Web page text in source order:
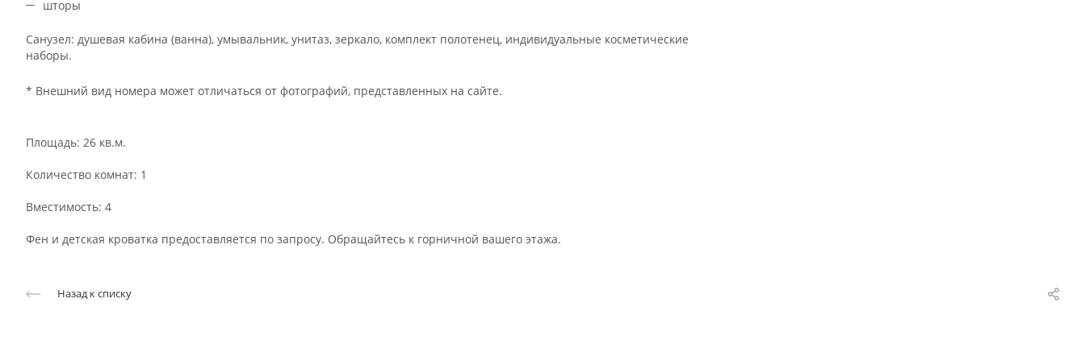
шторы
Санузел: душевая кабина (ванна), умывальник, унитаз, зеркало, комплект полотенец, индивидуальные косметические
наборы.
* Внешний вид номера может отличаться от фотографий, представленных на сайте.
Площадь: 26 кв.м.
Количество комнат: 1
Вместимость: 4
Фен и детская кроватка предоставляется по запросу. Обращайтесь к горничной вашего этажа.
Назад к списку